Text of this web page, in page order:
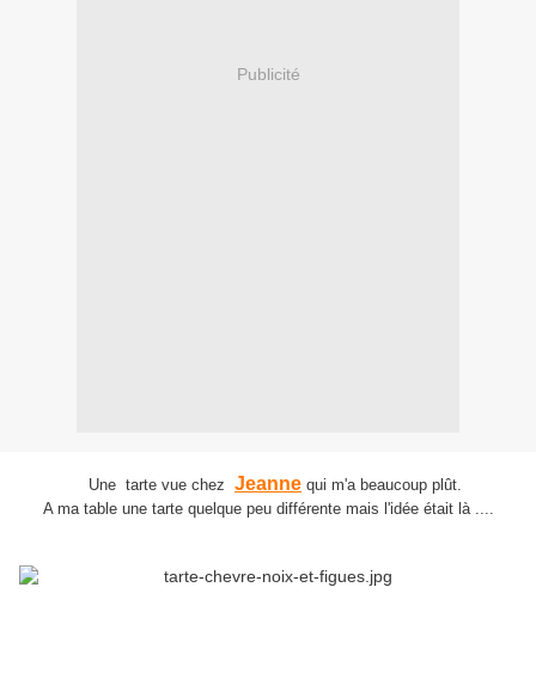
Publicité
Une tarte vue chez Jeanne qui m'a beaucoup plût.
A ma table une tarte quelque peu différente mais l'idée était là ....